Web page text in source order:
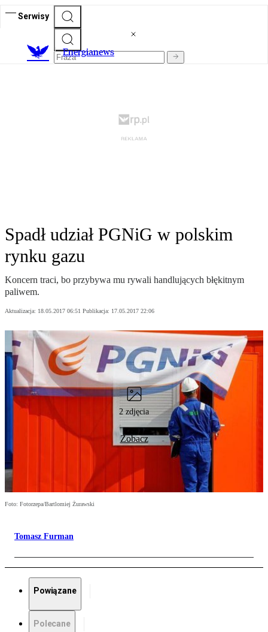
Serwisy
Energianews
Spadł udział PGNiG w polskim
rynku gazu
Koncern traci, bo przybywa mu rywali handlujących błękitnym
paliwem.
Aktualizacja: 18.05.2017 06:51 Publikacja: 17.05.2017 22:06
2 zdjęcia
Zobacz
Foto: Fotorzepa/Bartlomiej Żurawski
Tomasz Furman
Powiązane
Polecane